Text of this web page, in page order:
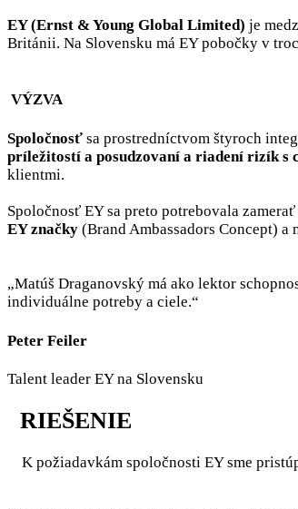
EY (Ernst & Young Global Limited) je
Británii. Na Slovensku má EY pobočky v
VÝZVA
Spoločnosť sa prostredníctvom štyroch
príležitostí a posudzovaní a riadení rizík s
klientmi.
Spoločnosť EY sa preto potrebovala zamerať
EY značky (Brand Ambassadors Concept)
„Matúš Draganovský má ako lektor
individuálne potreby a ciele.“
Peter Feiler
Talent leader EY na Slovensku
RIEŠENIE
K požiadavkám spoločnosti EY sme